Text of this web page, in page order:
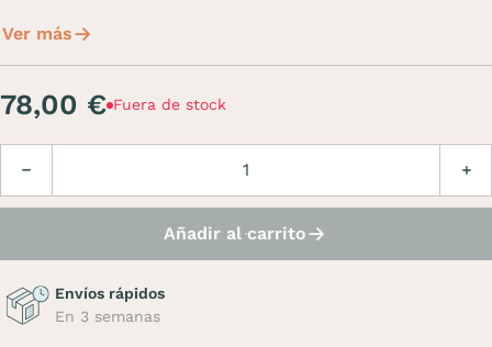
Ver más
78,00 € Fuera de stock
Añadir al carrito
Envíos rápidos
En 3 semanas